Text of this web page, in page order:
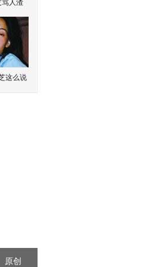
骂人渣
这么说
原创